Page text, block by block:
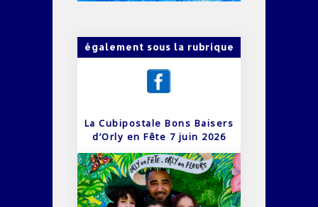
également sous la rubrique
La Cubipostale Bons Baisers
d’Orly en Fête 7 juin 2026